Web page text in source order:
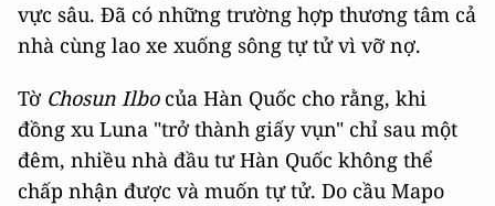
vực sâu. Đã có những trường hợp thương tâm cả
nhà cùng lao xe xuống sông tự tử vì vỡ nợ.
Tờ Chosun Ilbocủa Hàn Quốc cho rằng, khi
đồng xu Luna "trở thành giấy vụn" chỉ sau một
đêm, nhiều nhà đầu tư Hàn Quốc không thể
chấp nhận được và muốn tự tử. Do cầu Mapo